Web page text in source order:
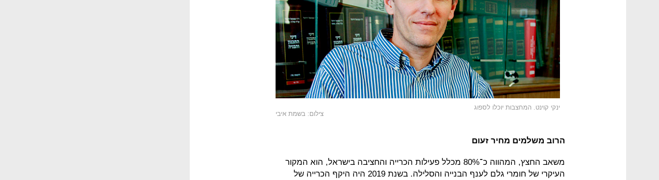
ינקי קוינט. המחצבות יוכלו לספוג
צילום: בשמת איבי
הרוב משלמים מחיר זעום
משאב החצץ, המהווה כ־80% מכלל פעילות הכרייה והחציבה בישראל, הוא המקור
העיקרי של חומרי גלם לענף הבנייה והסלילה. בשנת 2019 היה היקף הכרייה של